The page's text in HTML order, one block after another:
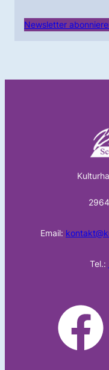
Newsletter
Email:
Tel.:
facebook